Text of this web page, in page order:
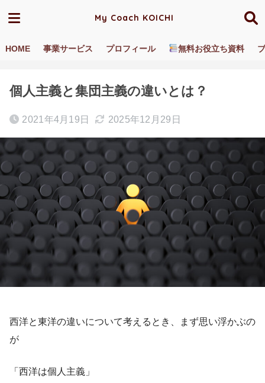
My Coach KOICHI
HOME 事業サービス プロフィール 無料お役立ち資料
ホーム ブログ／動画 個人主義・集団主義
個人主義と集団主義の違いとは？
2021年4月19日 2025年12月29日
西洋と東洋の違いについて考えるとき、まず思い浮かぶの
が
「西洋は個人主義」